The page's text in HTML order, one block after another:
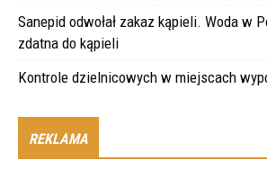
Sanepid odwołał zakaz kąpieli. Woda w
zdatna do kąpieli
Kontrole dzielnicowych w miejscach
REKLAMA